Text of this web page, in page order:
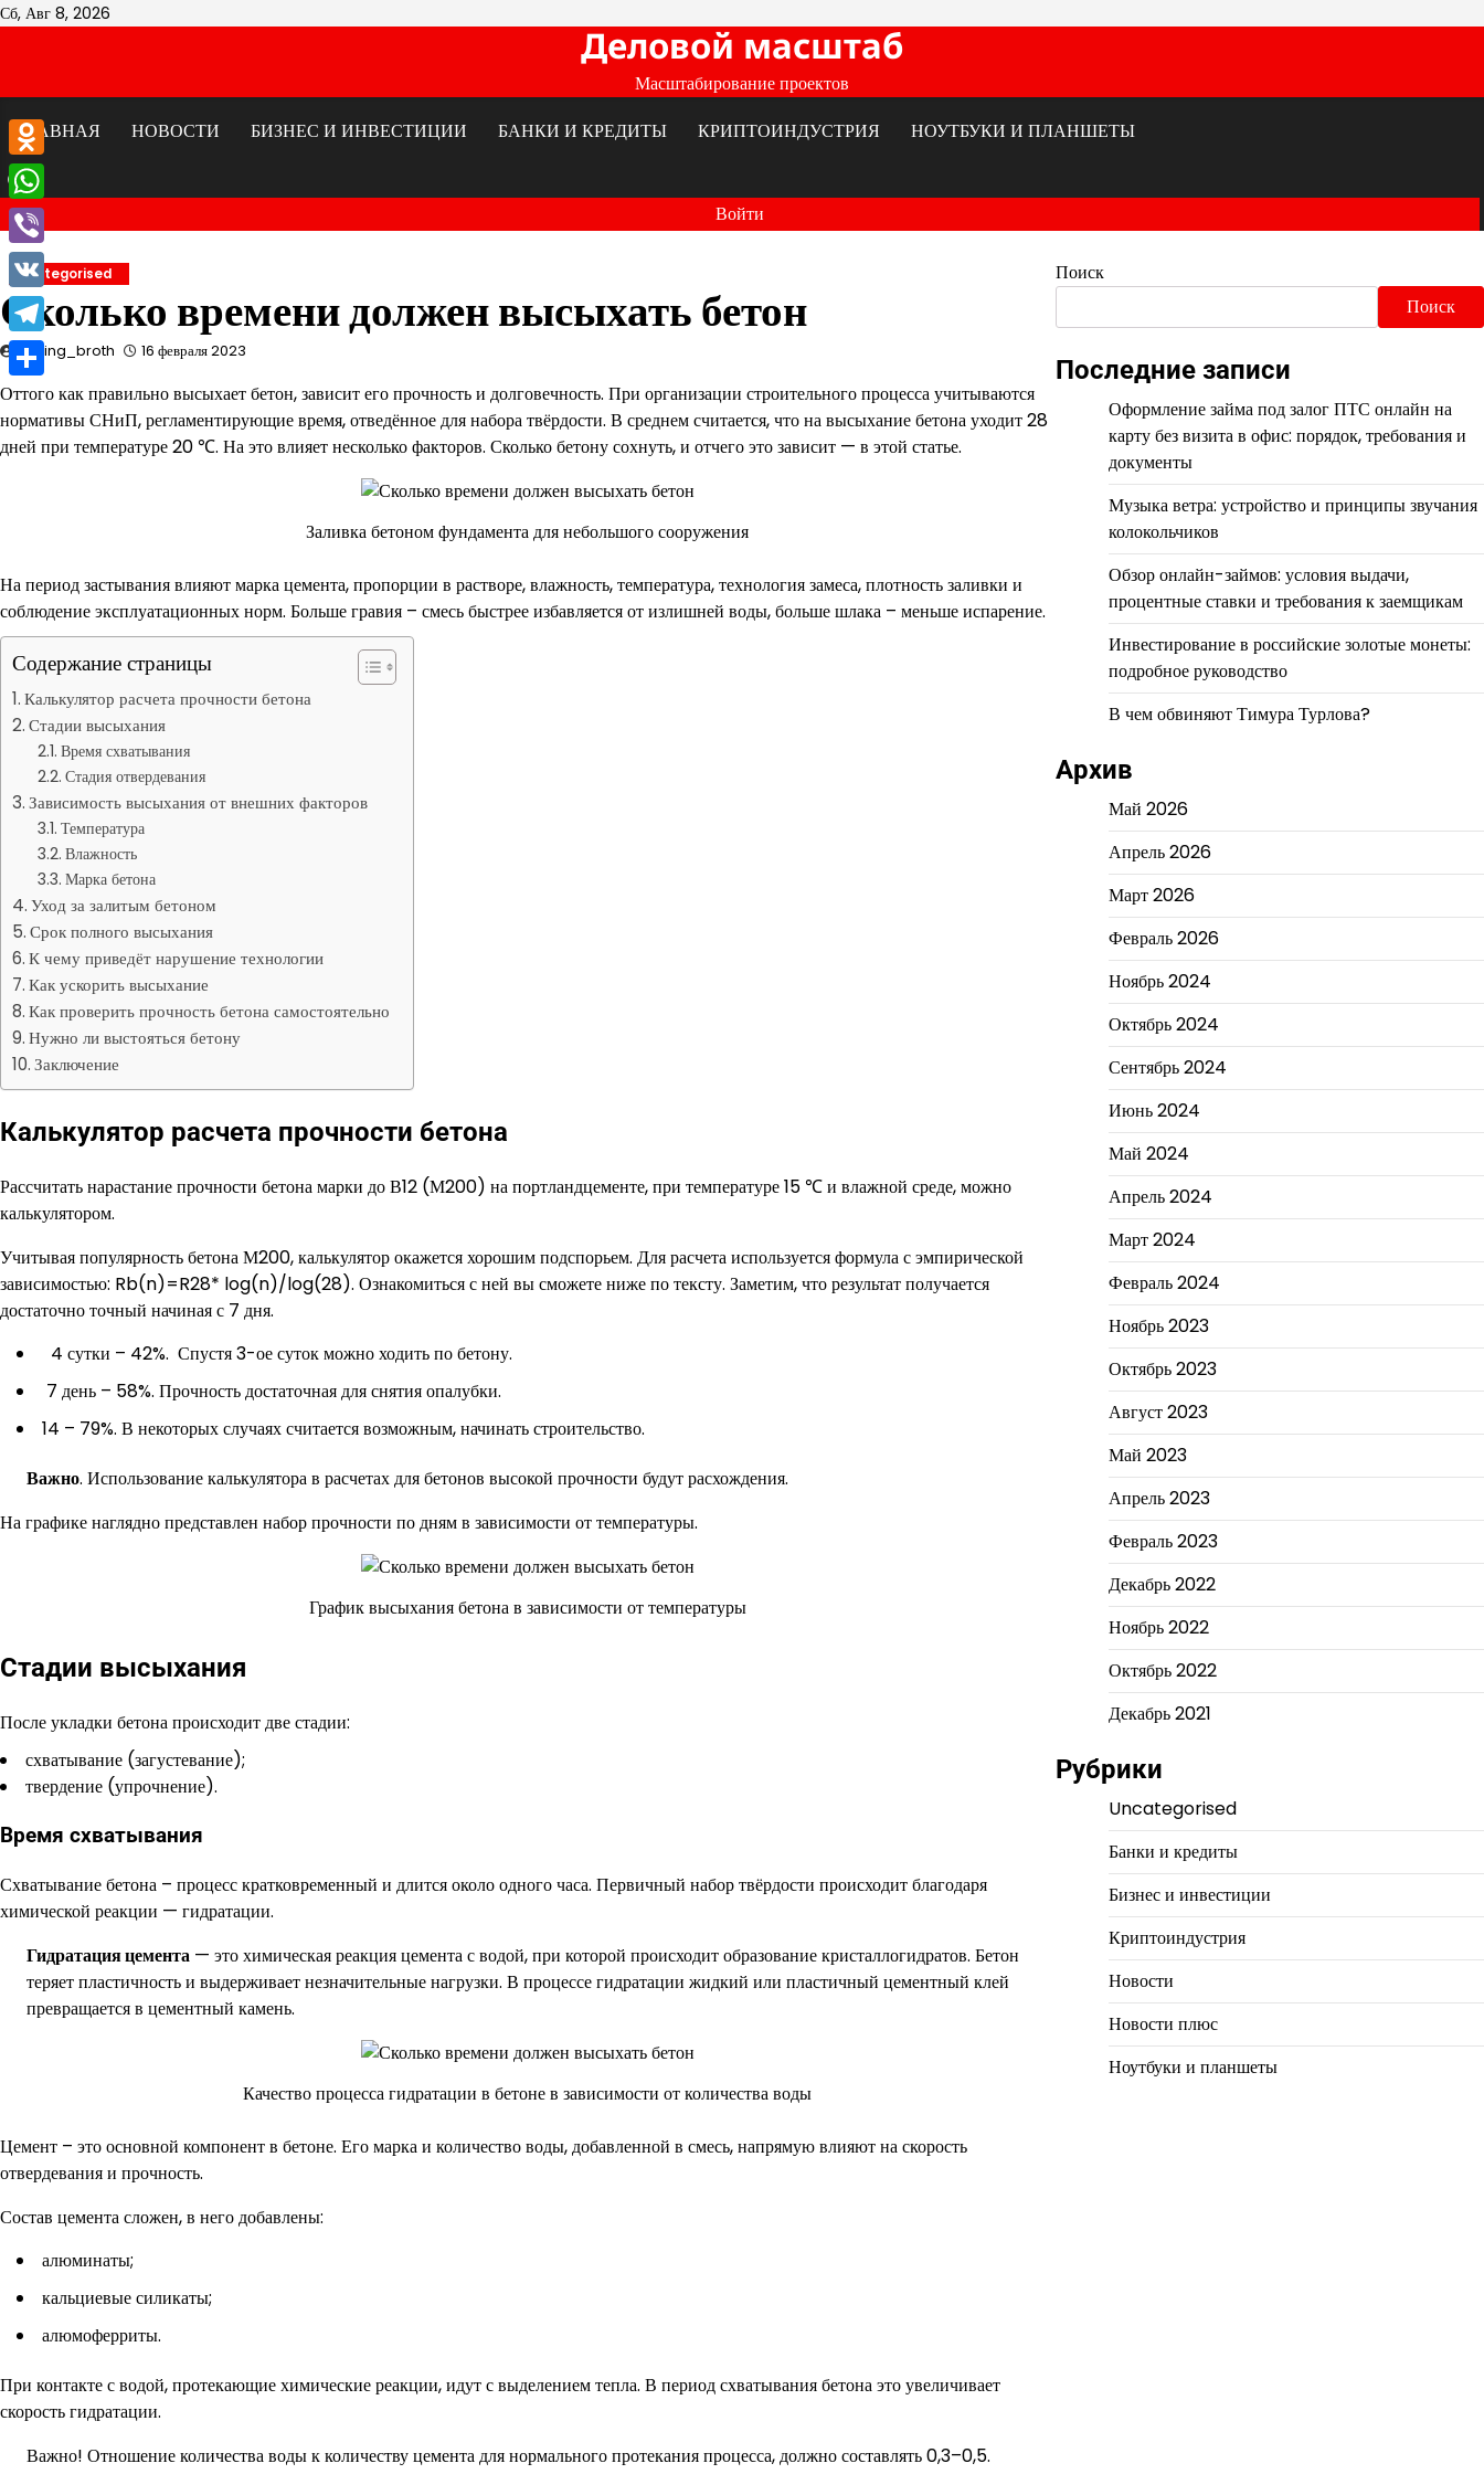
Перейти
Сб, Авг 8, 2026
Деловой масштаб
Масштабирование проектов
ГЛАВНАЯ
НОВОСТИ БИЗНЕС И ИНВЕСТИЦИИ БАНКИ И КРЕДИТЫ КРИПТОИНДУСТРИЯ НОУТБУКИ И ПЛАНШЕТЫ
Войти
Uncategorised
Сколько времени должен высыхать бетон
mining_broth 16 февраля 2023
Оттого как правильно высыхает бетон, зависит его прочность и долговечность. При организации строительного процесса учитываются
нормативы СНиП, регламентирующие время, отведённое для набора твёрдости. В среднем считается, что на высыхание бетона уходит 28
дней при температуре 20 ℃. На это влияет несколько факторов. Сколько бетону сохнуть, и отчего это зависит — в этой статье.
Заливка бетоном фундамента для небольшого сооружения
На период застывания влияют марка цемента, пропорции в растворе, влажность, температура, технология замеса, плотность заливки и
соблюдение эксплуатационных норм. Больше гравия – смесь быстрее избавляется от излишней воды, больше шлака – меньше испарение.
Содержание страницы
Калькулятор расчета прочности бетона
Стадии высыхания
Время схватывания
Стадия отвердевания
Зависимость высыхания от внешних факторов
Температура
Влажность
Марка бетона
Уход за залитым бетоном
Срок полного высыхания
К чему приведёт нарушение технологии
Как ускорить высыхание
Как проверить прочность бетона самостоятельно
Нужно ли выстояться бетону
Заключение
Калькулятор расчета прочности бетона
Рассчитать нарастание прочности бетона марки до В12 (М200) на портландцементе, при температуре 15 ℃ и влажной среде, можно
калькулятором.
Учитывая популярность бетона М200, калькулятор окажется хорошим подспорьем. Для расчета используется формула с эмпирической
зависимостью: Rb(n)=R28* log⁡(n)/log⁡(28). Ознакомиться с ней вы сможете ниже по тексту. Заметим, что результат получается
достаточно точный начиная с 7 дня.
4 сутки – 42%. Спустя 3-ое суток можно ходить по бетону.
7 день – 58%. Прочность достаточная для снятия опалубки.
14 – 79%. В некоторых случаях считается возможным, начинать строительство.
Важно. Использование калькулятора в расчетах для бетонов высокой прочности будут расхождения.
На графике наглядно представлен набор прочности по дням в зависимости от температуры.
График высыхания бетона в зависимости от температуры
Стадии высыхания
После укладки бетона происходит две стадии:
схватывание (загустевание);
твердение (упрочнение).
Время схватывания
Схватывание бетона – процесс кратковременный и длится около одного часа. Первичный набор твёрдости происходит благодаря
химической реакции — гидратации.
Гидратация цемента — это химическая реакция цемента с водой, при которой происходит образование кристаллогидратов. Бетон
теряет пластичность и выдерживает незначительные нагрузки. В процессе гидратации жидкий или пластичный цементный клей
превращается в цементный камень.
Качество процесса гидратации в бетоне в зависимости от количества воды
Цемент – это основной компонент в бетоне. Его марка и количество воды, добавленной в смесь, напрямую влияют на скорость
отвердевания и прочность.
Состав цемента сложен, в него добавлены:
алюминаты;
кальциевые силикаты;
алюмоферриты.
При контакте с водой, протекающие химические реакции, идут с выделением тепла. В период схватывания бетона это увеличивает
скорость гидратации.
Важно! Отношение количества воды к количеству цемента для нормального протекания процесса, должно составлять 0,3–0,5.
Поиск
Поиск
Последние записи
Оформление займа под залог ПТС онлайн на
карту без визита в офис: порядок, требования и
документы
Музыка ветра: устройство и принципы звучания
колокольчиков
Обзор онлайн-займов: условия выдачи,
процентные ставки и требования к заемщикам
Инвестирование в российские золотые монеты:
подробное руководство
В чем обвиняют Тимура Турлова?
Архив
Май 2026
Апрель 2026
Март 2026
Февраль 2026
Ноябрь 2024
Октябрь 2024
Сентябрь 2024
Июнь 2024
Май 2024
Апрель 2024
Март 2024
Февраль 2024
Ноябрь 2023
Октябрь 2023
Август 2023
Май 2023
Апрель 2023
Февраль 2023
Декабрь 2022
Ноябрь 2022
Октябрь 2022
Декабрь 2021
Рубрики
Uncategorised
Банки и кредиты
Бизнес и инвестиции
Криптоиндустрия
Новости
Новости плюс
Ноутбуки и планшеты
Odnoklassniki
WhatsApp
Viber
VK
Telegram
Отправить